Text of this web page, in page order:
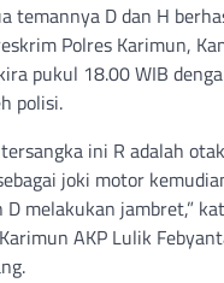
temannya D dan H
Polres Karimun,
pukul 18.00 WIB
polisi.
ini R adalah
joki motor
D melakukan jambret,”
AKP Lulik